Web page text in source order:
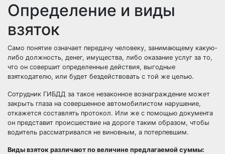
Определение и виды
взяток
Само понятие означает передачу человеку, занимающему какую-
либо должность, денег, имущества, либо оказание услуг за то,
что он совершит определенные действия, выгодные
взяткодателю, или будет бездействовать с той же целью.
Сотрудник ГИБДД за такое незаконное вознаграждение может
закрыть глаза на совершенное автомобилистом нарушение,
откажется составлять протокол. Или же с помощью документа
он представит происшествие на дороге таким образом, чтобы
водитель рассматривался не виновным, а потерпевшим.
Виды взяток различают по величине предлагаемой суммы: